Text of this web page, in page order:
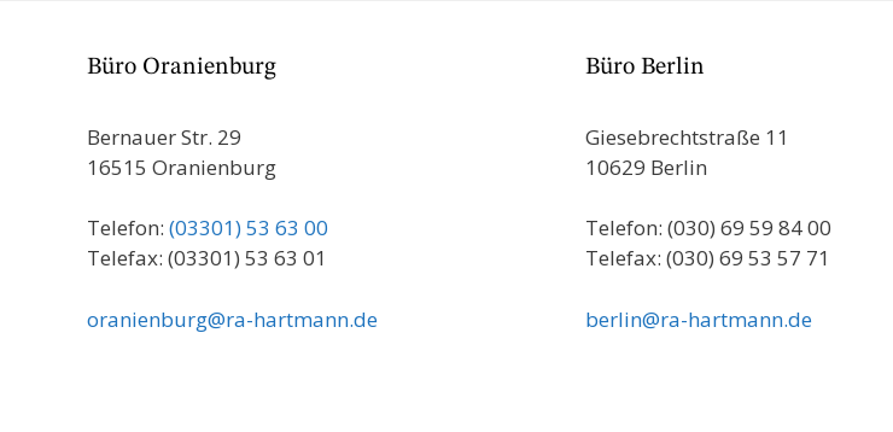
Büro Oranienburg
Bernauer Str. 29
16515 Oranienburg
Telefon: (03301) 53 63 00
Telefax: (03301) 53 63 01
oranienburg@ra-hartmann.de
Büro Berlin
Giesebrechtstraße 11
10629 Berlin
Telefon: (030) 69 59 84 00
Telefax: (030) 69 53 57 71
berlin@ra-hartmann.de